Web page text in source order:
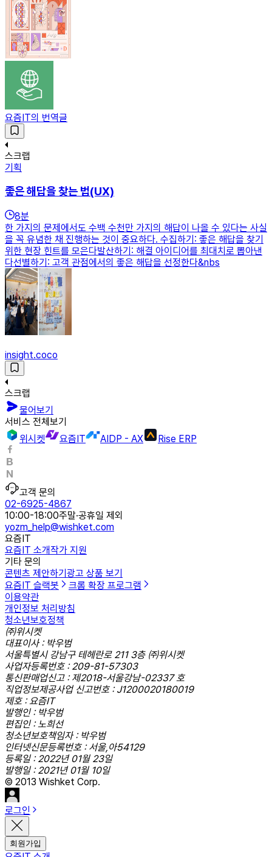
요즘IT의 번역글
스크랩
기획
좋은 해답을 찾는 법(UX)
8분
한 가지의 문제에서도 수백 수천만 가지의 해답이 나올 수 있다는 사실
을 꼭 유념한 채 진행하는 것이 중요하다. 수집하기: 좋은 해답을 찾기
위한 현장 힌트를 모은다발산하기: 해결 아이디어를 최대치로 뽑아낸
다선별하기: 고객 관점에서의 좋은 해답을 선정한다&nbs
insight.coco
스크랩
물어보기
서비스 전체보기
위시켓
요즘IT AIDP - AX Rise ERP
고객 문의
02-6925-4867
10:00-18:00주말·공휴일 제외
yozm_help@wishket.com
요즘IT
요즘IT 소개작가 지원
기타 문의
콘텐츠 제안하기 광고 상품 보기
요즘IT 슬랙봇
크롬 확장 프로그램
이용약관
개인정보 처리방침
청소년보호정책
㈜위시켓
대표이사 : 박우범
서울특별시 강남구 테헤란로 211 3층 ㈜위시켓
사업자등록번호 : 209-81-57303
통신판매업신고 : 제2018-서울강남-02337 호
직업정보제공사업 신고번호 : J1200020180019
제호 : 요즘IT
발행인 : 박우범
편집인 : 노희선
청소년보호책임자 : 박우범
인터넷신문등록번호 : 서울,아54129
등록일 : 2022년 01월 23일
발행일 : 2021년 01월 10일
© 2013 Wishket Corp.
로그인
회원가입